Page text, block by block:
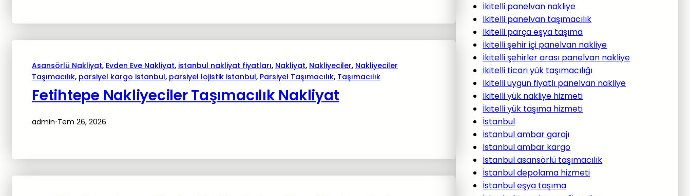
Asansörlü Nakliyat, Evden Eve Nakliyat, istanbul nakliyat fiyatları, Nakliyat, Nakliyeciler, Nakliyeciler
Taşımacılık, parsiyel kargo istanbul, parsiyel lojistik istanbul, Parsiyel Taşımacılık, Taşımacılık
Fetihtepe Nakliyeciler Taşımacılık Nakliyat
admin· Tem 26, 2026
İkitelli panelvan nakliye
İkitelli panelvan taşımacılık
İkitelli parça eşya taşıma
İkitelli şehir içi panelvan nakliye
İkitelli şehirler arası panelvan nakliye
İkitelli ticari yük taşımacılığı
İkitelli uygun fiyatlı panelvan nakliye
İkitelli yük nakliye hizmeti
İkitelli yük taşıma hizmeti
İstanbul
İstanbul ambar garajı
İstanbul ambar kargo
İstanbul asansörlü taşımacılık
İstanbul depolama hizmeti
İstanbul eşya taşıma